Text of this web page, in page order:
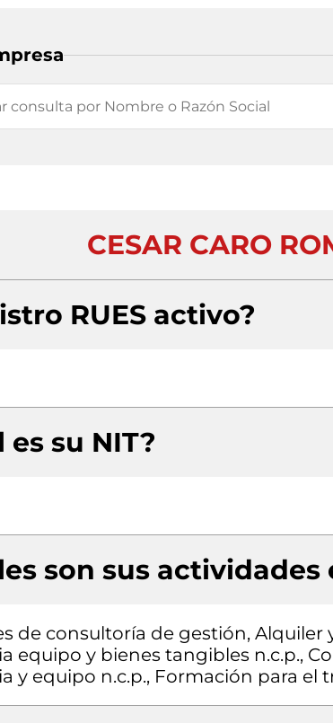
CESAR CARO
RUES activo?
es su NIT?
son sus actividades
de consultoría de gestión,
equipo y bienes tangibles n.c.p.,
y equipo n.c.p., Formación para el